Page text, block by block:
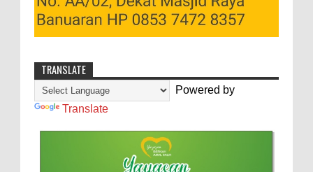
TRANSLATE
Powered by
Translate